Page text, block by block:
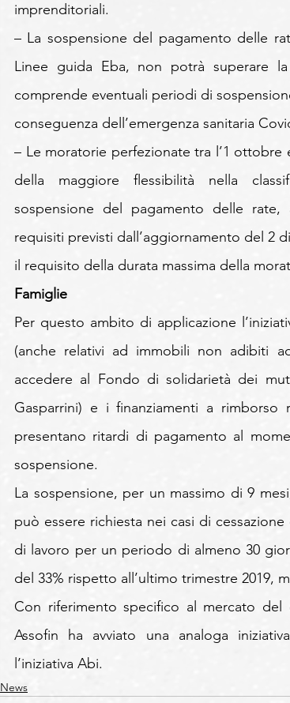
imprenditoriali.
– La sospensione del pagamento delle
Linee guida Eba, non potrà superare
comprende eventuali periodi di
conseguenza dell’emergenza sanitaria
– Le moratorie perfezionate tra l’1 ottobre
della maggiore flessibilità nella
sospensione del pagamento delle
requisiti previsti dall’aggiornamento del 2
il requisito della durata massima della
Famiglie
Per questo ambito di applicazione
(anche relativi ad immobili non adibiti
accedere al Fondo di solidarietà dei
Gasparrini) e i finanziamenti a
presentano ritardi di pagamento al
sospensione.
La sospensione, per un massimo di 9
può essere richiesta nei casi di
di lavoro per un periodo di almeno 30
del 33% rispetto all’ultimo trimestre 2019,
Con riferimento specifico al mercato
Assofin ha avviato una analoga
l’iniziativa Abi.
News